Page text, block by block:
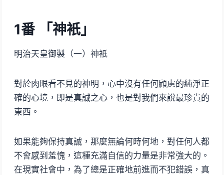
1番 「神衹」
明治天皇御製（一）神衹
對於肉眼看不見的神明，心中沒有任何顧慮的純淨正
確的心境，即是真誠之心，也是對我們來說最珍貴的
東西。
如果能夠保持真誠，那麼無論何時何地，對任何人都
不會感到羞愧，這種充滿自信的力量是非常強大的。
在現實社會中，為了總是正確地前進而不犯錯誤，真